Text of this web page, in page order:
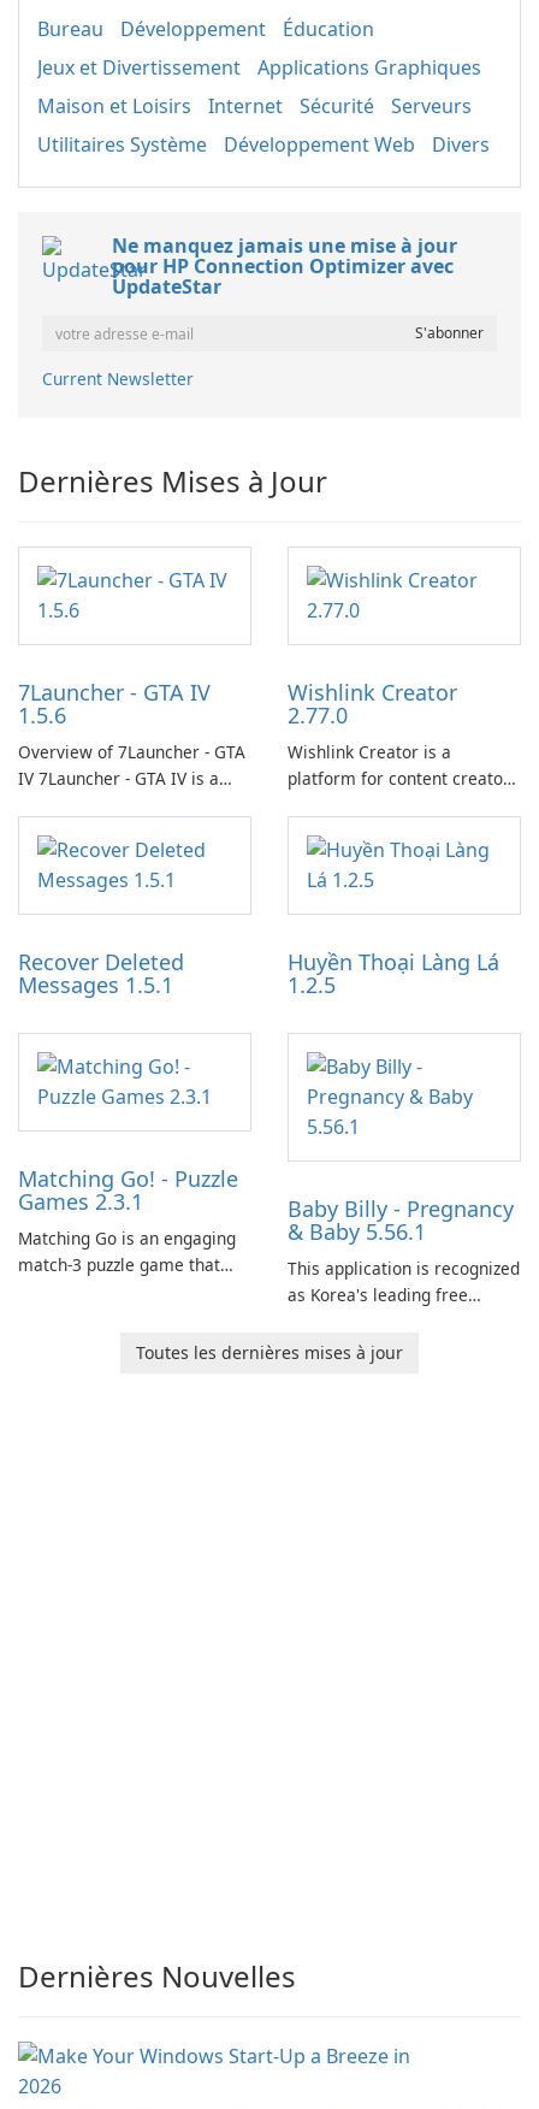
Bureau
Développement
Éducation
Jeux et Divertissement
Applications Graphiques
Maison et Loisirs
Internet Sécurité
Serveurs
Utilitaires Système
Développement Web Divers
Ne manquez jamais une mise à jour
pour HP Connection Optimizer avec
UpdateStar
Current Newsletter
Dernières Mises à Jour
7Launcher - GTA IV
1.5.6
Overview of 7Launcher - GTA
IV 7Launcher - GTA IV is a
application designed to
optimize the gaming
experience for Grand Theft
Auto IV.
Wishlink Creator
2.77.0
Wishlink Creator is a
platform for content creators
work through built-in brand
partnerships and integrated
tools for content distribution
and audience engagement.
Recover Deleted
Messages 1.5.1
Huyền Thoại Làng Lá
1.2.5
Matching Go! - Puzzle
Games 2.3.1
Matching Go is an engaging
match-3 puzzle game that
Ollie, on an adventurous
Baby Billy - Pregnancy
& Baby 5.56.1
This application is recognized
as Korea's leading free
baby tracking, offering
Toutes les dernières mises à jour
Dernières Nouvelles